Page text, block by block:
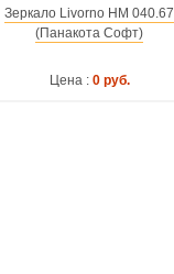
Зеркало Livorno НМ 040.67
(Панакота Софт)
Цена : 0 руб.